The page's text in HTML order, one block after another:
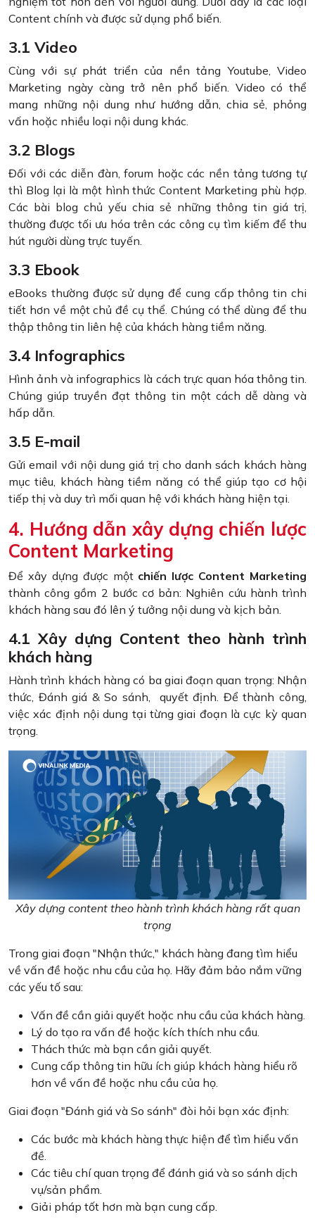
Content chính và được sử dụng phổ biến.
3.1 Video
Cùng với sự phát triển của nền tảng Youtube, Video
Marketing ngày càng trở nên phổ biến. Video có thể
mang những nội dung như hướng dẫn, chia sẻ, phỏng
vấn hoặc nhiều loại nội dung khác.
3.2 Blogs
Đối với các diễn đàn, forum hoặc các nền tảng tương tự
thì Blog lại là một hình thức Content Marketing phù hợp.
Các bài blog chủ yếu chia sẻ những thông tin giá trị,
thường được tối ưu hóa trên các công cụ tìm kiếm để thu
hút người dùng trực tuyến.
3.3 Ebook
eBooks thường được sử dụng để cung cấp thông tin chi
tiết hơn về một chủ đề cụ thể. Chúng có thể dùng để thu
thập thông tin liên hệ của khách hàng tiềm năng.
3.4 Infographics
Hình ảnh và infographics là cách trực quan hóa thông tin.
Chúng giúp truyền đạt thông tin một cách dễ dàng và
hấp dẫn.
3.5 E-mail
Gửi email với nội dung giá trị cho danh sách khách hàng
mục tiêu, khách hàng tiềm năng có thể giúp tạo cơ hội
tiếp thị và duy trì mối quan hệ với khách hàng hiện tại.
4. Hướng dẫn xây dựng chiến lược
Content Marketing
Để xây dựng được một chiến lược Content Marketing
thành công gồm 2 bước cơ bản: Nghiên cứu hành trình
khách hàng sau đó lên ý tưởng nội dung và kịch bản.
4.1 Xây dựng Content theo hành trình
khách hàng
Hành trình khách hàng có ba giai đoạn quan trọng: Nhận
thức, Đánh giá & So sánh, quyết định. Để thành công,
việc xác định nội dung tại từng giai đoạn là cực kỳ quan
trọng.
Xây dựng content theo hành trình khách hàng rất quan
trọng
Trong giai đoạn "Nhận thức," khách hàng đang tìm hiểu
về vấn đề hoặc nhu cầu của họ. Hãy đảm bảo nắm vững
các yếu tố sau:
Vấn đề cần giải quyết hoặc nhu cầu của khách hàng.
Lý do tạo ra vấn đề hoặc kích thích nhu cầu.
Thách thức mà bạn cần giải quyết.
Cung cấp thông tin hữu ích giúp khách hàng hiểu rõ
hơn về vấn đề hoặc nhu cầu của họ.
Giai đoạn "Đánh giá và So sánh" đòi hỏi bạn xác định:
Các bước mà khách hàng thực hiện để tìm hiểu vấn
đề.
Các tiêu chí quan trọng để đánh giá và so sánh dịch
vụ/sản phẩm.
Giải pháp tốt hơn mà bạn cung cấp.